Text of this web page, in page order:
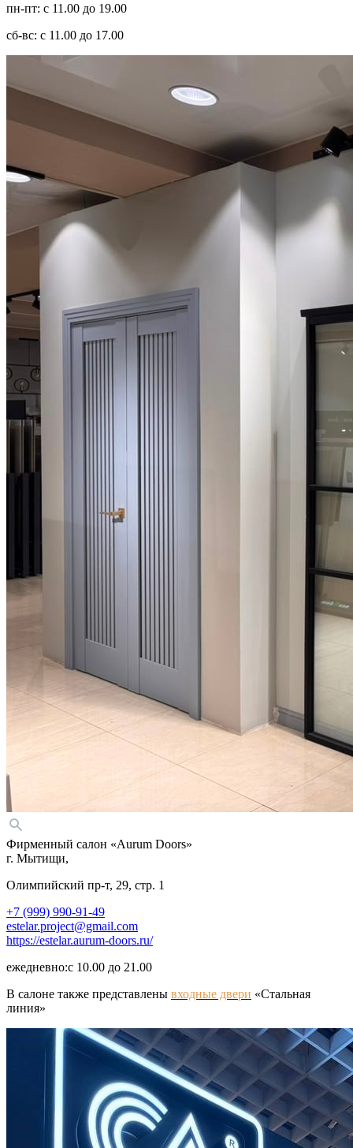
пн-пт: с 11.00 до 19.00
сб-вс: с 11.00 до 17.00
Фирменный салон «Aurum Doors»
г. Мытищи,
Олимпийский пр-т, 29, стр. 1
+7 (999) 990-91-49
estelar.project@gmail.com
https://estelar.aurum-doors.ru/
ежедневно:с 10.00 до 21.00
В салоне также представлены входные двери «Стальная
линия»